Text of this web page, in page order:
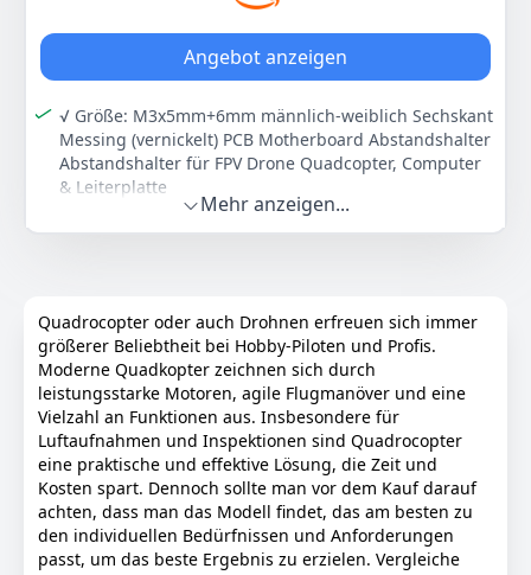
Angebot anzeigen
√ Größe: M3x5mm+6mm männlich-weiblich Sechskant
Messing (vernickelt) PCB Motherboard Abstandshalter
Abstandshalter für FPV Drone Quadcopter, Computer
& Leiterplatte
√ Material: Aus Messingmaterial, Korrosions- und
Rostbeständigkeit, langlebig und einfach zu bedienen
√ Einfach zu installieren: Diese Abstandshalter sind
nützliche kleine Werkzeuge, sehr einfach zu
installieren und bringen viel Komfort in Ihre DIY
Projekte
√ Paket beinhaltet: 10Stück M3x5mm+6mm männlich-
weibliche Messing(vernickelt) Abstandshalter
Farbe Hersteller Gewicht
- sourcing map -
629 €
Mehr anzeigen...
Quadrocopter oder auch Drohnen erfreuen sich immer
größerer Beliebtheit bei Hobby-Piloten und Profis.
Moderne Quadkopter zeichnen sich durch
leistungsstarke Motoren, agile Flugmanöver und eine
Vielzahl an Funktionen aus. Insbesondere für
Luftaufnahmen und Inspektionen sind Quadrocopter
eine praktische und effektive Lösung, die Zeit und
Kosten spart. Dennoch sollte man vor dem Kauf darauf
achten, dass man das Modell findet, das am besten zu
den individuellen Bedürfnissen und Anforderungen
passt, um das beste Ergebnis zu erzielen. Vergleiche